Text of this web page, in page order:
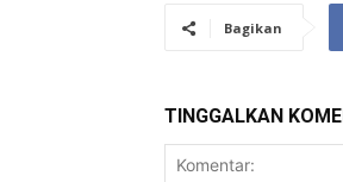
Bagikan
TINGGALKAN